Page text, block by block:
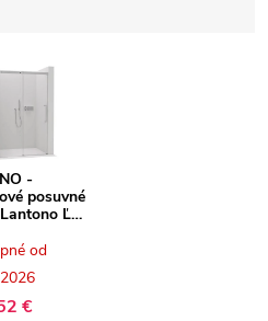
-
posuvné
Ľ/P
chróm,
od
€